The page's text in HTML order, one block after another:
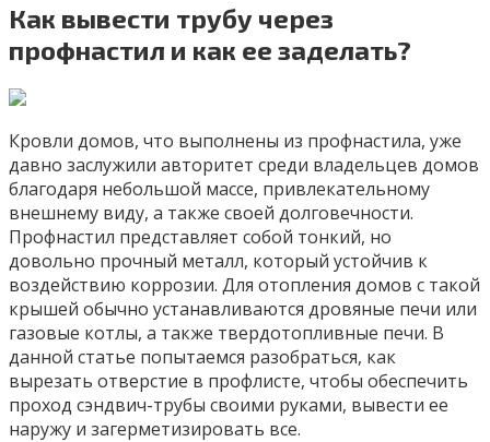
Как вывести трубу через
профнастил и как ее заделать?
Кровли домов, что выполнены из профнастила, уже
давно заслужили авторитет среди владельцев домов
благодаря небольшой массе, привлекательному
внешнему виду, а также своей долговечности.
Профнастил представляет собой тонкий, но
довольно прочный металл, который устойчив к
воздействию коррозии. Для отопления домов с такой
крышей обычно устанавливаются дровяные печи или
газовые котлы, а также твердотопливные печи. В
данной статье попытаемся разобраться, как
вырезать отверстие в профлисте, чтобы обеспечить
проход сэндвич-трубы своими руками, вывести ее
наружу и загерметизировать все.